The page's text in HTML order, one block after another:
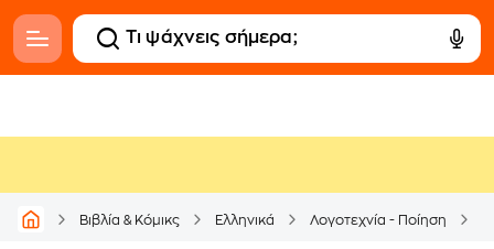
Βιβλία & Κόμικς Ελληνικά Λογοτεχνία - Ποίηση